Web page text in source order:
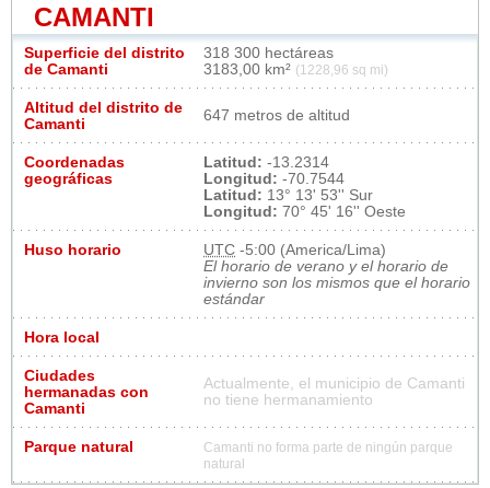
CAMANTI
Superficie del distrito
de Camanti
318 300 hectáreas
3183,00 km² (1228,96 sq mi)
Altitud del distrito de
Camanti
647 metros de altitud
Coordenadas
geográficas
Latitud: -13.2314
Longitud: -70.7544
Latitud: 13° 13' 53'' Sur
Longitud: 70° 45' 16'' Oeste
Huso horario UTC -5:00 (America/Lima)
El horario de verano y el horario de
invierno son los mismos que el horario
estándar
Hora local
Ciudades
hermanadas con
Camanti
Actualmente, el municipio de Camanti
no tiene hermanamiento
Parque natural
Camanti no forma parte de ningún parque
natural